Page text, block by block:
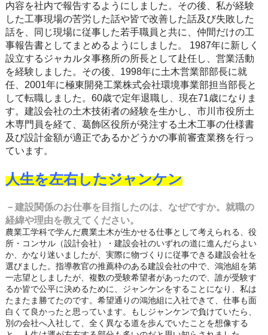
内容を社内で報告するようにしました。その後、私が経験
した工事現場の苦労した話や皆で改善した話及び失敗した
話を、同じ現場に従事した若手職員と共に、仲間だけの工
事報告書としてまとめるようにしました。
1987年に新しく
設立するジャカルタ事務所の所長として赴任し、営業活動
を経験しました。その後、1998年に土木営業部部長に就
任、2001年に極東開発工業株式会社環境事業部担当部長と
して転職しました。60歳で定年退職し、現在71歳になりま
す。建設会社の土木技術者の経験を生かし、市川市役所土
木専門員を経て、葛飾区役所が発注する土木工事の仕様書
及び設計金額が適正であるかどうかの事前審査業務を行っ
ています。
人生を左右したジャンケン
－建設関係のお仕事を目指したのは、なぜですか。就職の
経緯や理由を教えてください。
農業工学科で学んだ農業土木が生かせる仕事として考えられる、役
所・コンサル（設計会社）・建設会社のいずれの道に進んだらよい
か、かなり迷いましたが、実際に物づくりに従事できる建設会社を
選びました。指導教官の推薦枠のある建設会社の中で、鴻池組を第
一志望としましたが、複数の受験希望者があったので、誰が受験す
るか皆で公平に決めるために、ジャンケンをすることになり、私は
たまたま勝てたのです。希望通りの鴻池組に入社できて、仕事も面
白くて良かったと思っています。もしジャンケンで負けていたら、
別の会社へ入社して、全く異なる道を歩んでいたことを想像する